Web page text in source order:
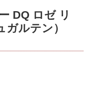
DQ ロゼ リ
ルテン）